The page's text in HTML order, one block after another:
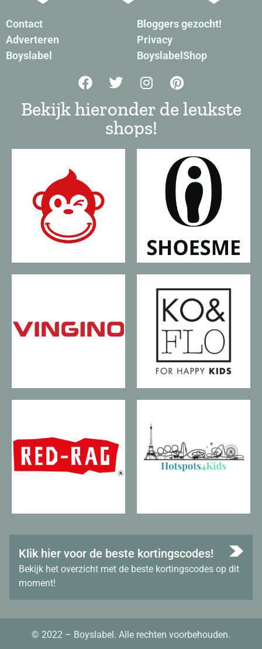
Contact
Adverteren
Boyslabel
Bloggers gezocht!
Privacy
BoyslabelShop
Bekijk hieronder de leukste
shops!
Klik hier voor de beste kortingscodes!
Bekijk het overzicht met de beste kortingscodes op dit
moment!
© 2022 – Boyslabel. Alle rechten voorbehouden.